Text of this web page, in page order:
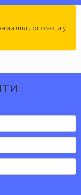
для допомоги у